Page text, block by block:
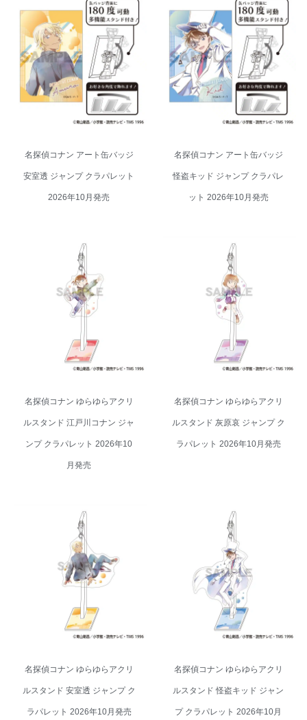
名探偵コナン アート缶バッジ 安
室透 ジャンプ クラパレット
2026年10月発売
名探偵コナン アート缶バッジ
安室透 ジャンプ クラパレット
2026年10月発売
名探偵コナン アート缶バッジ 怪
盗キッド ジャンプ クラパレット
2026年10月発売
名探偵コナン アート缶バッジ
怪盗キッド ジャンプ クラパレ
ット 2026年10月発売
名探偵コナン ゆらゆらアクリル
スタンド 江戸川コナン ジャンプ
名探偵コナン ゆらゆらアクリ
ルスタンド 江戸川コナン ジャ
ンプ クラパレット 2026年10
月発売
名探偵コナン ゆらゆらアクリル
スタンド 灰原哀 ジャンプ クラパ
レット 2026年10月発売
名探偵コナン ゆらゆらアクリ
ルスタンド 灰原哀 ジャンプ ク
ラパレット 2026年10月発売
名探偵コナン ゆらゆらアクリル
スタンド 安室透 ジャンプ クラパ
レット 2026年10月発売
名探偵コナン ゆらゆらアクリ
ルスタンド 安室透 ジャンプ ク
ラパレット 2026年10月発売
名探偵コナン ゆらゆらアクリル
スタンド 怪盗キッド ジャンプ ク
ラパレット 2026年10月発売
名探偵コナン ゆらゆらアクリ
ルスタンド 怪盗キッド ジャン
プ クラパレット 2026年10月